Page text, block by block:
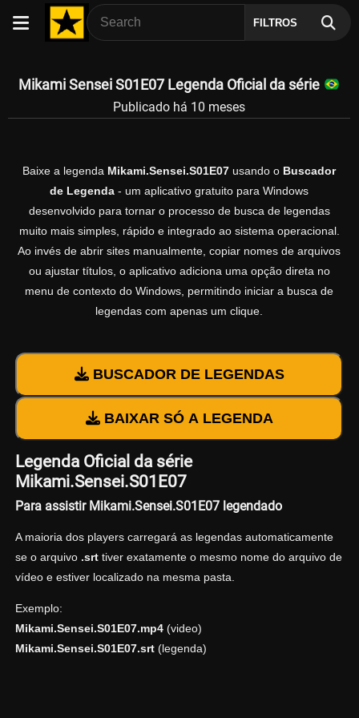
FILTROS
Mikami Sensei S01E07 Legenda Oficial da série
Publicado há 10 meses
Baixe a legenda Mikami.Sensei.S01E07 usando o Buscador
de Legenda - um aplicativo gratuito para Windows
desenvolvido para tornar o processo de busca de legendas
muito mais simples, rápido e integrado ao sistema operacional.
Ao invés de abrir sites manualmente, copiar nomes de arquivos
ou ajustar títulos, o aplicativo adiciona uma opção direta no
menu de contexto do Windows, permitindo iniciar a busca de
legendas com apenas um clique.
BUSCADOR DE LEGENDAS
BAIXAR SÓ A LEGENDA
Legenda Oficial da série
Mikami.Sensei.S01E07
Para assistir Mikami.Sensei.S01E07 legendado
A maioria dos players carregará as legendas automaticamente
se o arquivo .srttiver exatamente o mesmo nome do arquivo de
vídeo e estiver localizado na mesma pasta.
Exemplo:
Mikami.Sensei.S01E07.mp4(video)
Mikami.Sensei.S01E07.srt(legenda)